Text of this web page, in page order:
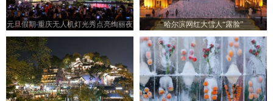
元旦假期 重庆无人机灯光秀点亮绚丽夜
空
哈尔滨网红大雪人“露脸”